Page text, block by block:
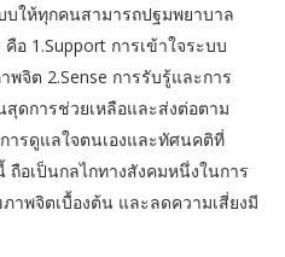
บให้ทุกคนสามารถปฐมพยาบาล
อ 1.Support การเข้าใจระบบ
จิต 2.Sense การรับรู้และการ
สุดการช่วยเหลือและส่งต่อตาม
ารดูแลใจตนเองและทัศนคติที่
อเป็นกลไกทางสังคมหนึ่งในการ
พจิตเบื้องต้น และลดความเสี่ยงมี